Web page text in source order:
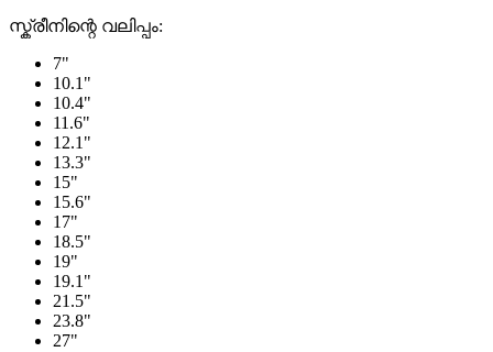
സ്ക്രീനിന്റെ വലിപ്പം:
7"
10.1"
10.4"
11.6"
12.1"
13.3"
15"
15.6"
17"
18.5"
19"
19.1"
21.5"
23.8"
27"